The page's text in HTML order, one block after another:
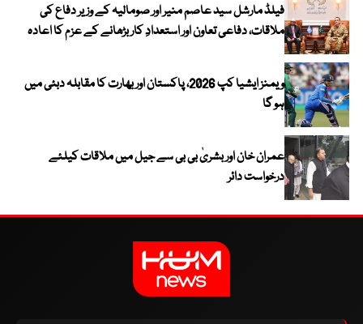
فیلڈ مارشل سید عاصم منیر اور صومالیہ کے وزیر دفاع کی
ملاقات، دفاعی تعاون اور استعدادِ کار بڑھانے کے عزم کا اعادہ
ویمنز ایشیا کپ 2026، پاکستان اور بھارت کا مقابلہ دبئی میں
ہو گا
عمران خان اور بشریٰ بی بی سے جیل میں ملاقات کیلئے
درخواست دائر